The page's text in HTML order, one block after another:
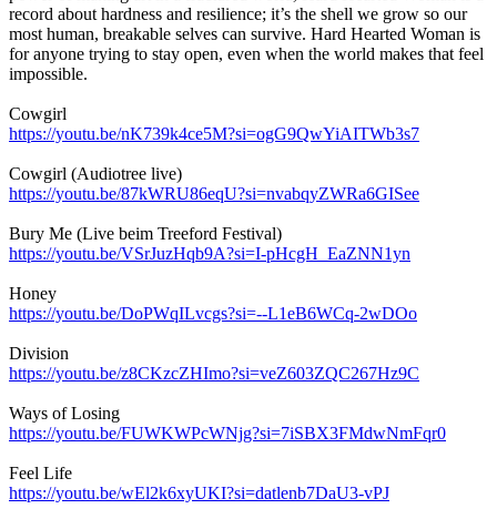
record about hardness and resilience; it’s the shell we grow so our
most human, breakable selves can survive. Hard Hearted Woman is
for anyone trying to stay open, even when the world makes that feel
impossible.
Cowgirl
https://youtu.be/nK739k4ce5M?si=ogG9QwYiAITWb3s7
Cowgirl (Audiotree live)
https://youtu.be/87kWRU86eqU?si=nvabqyZWRa6GISee
Bury Me (Live beim Treeford Festival)
https://youtu.be/VSrJuzHqb9A?si=I-pHcgH_EaZNN1yn
Honey
https://youtu.be/DoPWqILvcgs?si=--L1eB6WCq-2wDOo
Division
https://youtu.be/z8CKzcZHImo?si=veZ603ZQC267Hz9C
Ways of Losing
https://youtu.be/FUWKWPcWNjg?si=7iSBX3FMdwNmFqr0
Feel Life
https://youtu.be/wEl2k6xyUKI?si=datlenb7DaU3-vPJ